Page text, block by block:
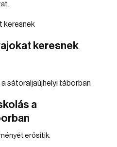
keresnek
a
erősítik.